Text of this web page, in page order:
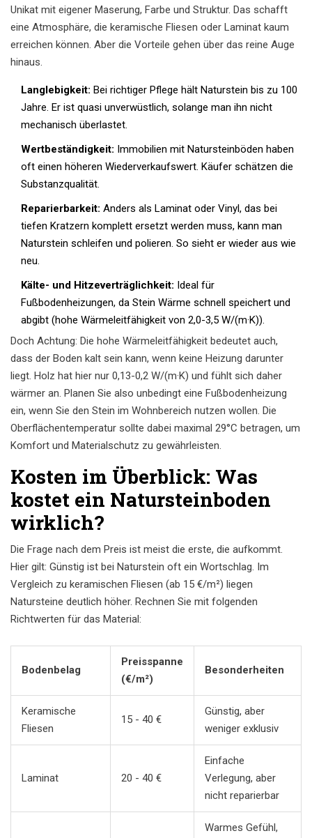
Unikat mit eigener Maserung, Farbe und Struktur. Das schafft
eine Atmosphäre, die keramische Fliesen oder Laminat kaum
erreichen können. Aber die Vorteile gehen über das reine Auge
hinaus.
Langlebigkeit: Bei richtiger Pflege hält Naturstein bis zu 100
Jahre. Er ist quasi unverwüstlich, solange man ihn nicht
mechanisch überlastet.
Wertbeständigkeit: Immobilien mit Natursteinböden haben
oft einen höheren Wiederverkaufswert. Käufer schätzen die
Substanzqualität.
Reparierbarkeit: Anders als Laminat oder Vinyl, das bei
tiefen Kratzern komplett ersetzt werden muss, kann man
Naturstein schleifen und polieren. So sieht er wieder aus wie
neu.
Kälte- und Hitzeverträglichkeit: Ideal für
Fußbodenheizungen, da Stein Wärme schnell speichert und
abgibt (hohe Wärmeleitfähigkeit von 2,0-3,5 W/(m·K)).
Doch Achtung: Die hohe Wärmeleitfähigkeit bedeutet auch,
dass der Boden kalt sein kann, wenn keine Heizung darunter
liegt. Holz hat hier nur 0,13-0,2 W/(m·K) und fühlt sich daher
wärmer an. Planen Sie also unbedingt eine Fußbodenheizung
ein, wenn Sie den Stein im Wohnbereich nutzen wollen. Die
Oberflächentemperatur sollte dabei maximal 29°C betragen, um
Komfort und Materialschutz zu gewährleisten.
Kosten im Überblick: Was
kostet ein Natursteinboden
wirklich?
Die Frage nach dem Preis ist meist die erste, die aufkommt.
Hier gilt: Günstig ist bei Naturstein oft ein Wortschlag. Im
Vergleich zu keramischen Fliesen (ab 15 €/m²) liegen
Natursteine deutlich höher. Rechnen Sie mit folgenden
Richtwerten für das Material:
Bodenbelag
Preisspanne
(€/m²)
Besonderheiten
Keramische
Fliesen
15 - 40 €
Günstig, aber
weniger exklusiv
Laminat 20 - 40 €
Einfache
Verlegung, aber
nicht reparierbar
Warmes Gefühl,